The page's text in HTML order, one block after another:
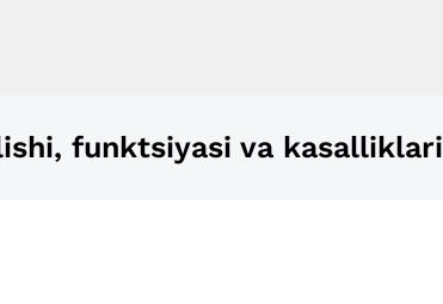
funktsiyasi va kasalliklari